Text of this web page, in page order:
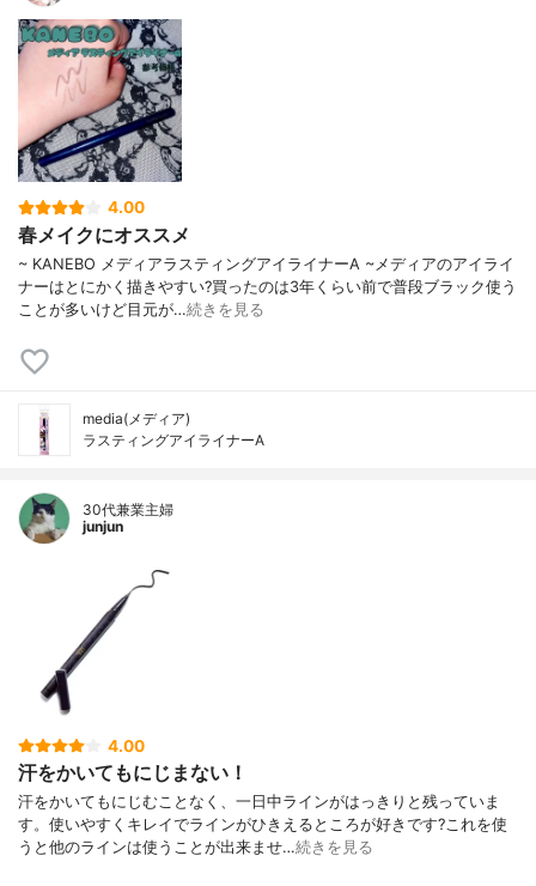
4.00
春メイクにオススメ
~ KANEBO メディアラスティングアイライナーA ~メディアのアイライ
ナーはとにかく描きやすい?買ったのは3年くらい前で普段ブラック使う
ことが多いけど目元が…続きを見る
media(メディア)
ラスティングアイライナーA
30代兼業主婦
junjun
4.00
汗をかいてもにじまない！
汗をかいてもにじむことなく、一日中ラインがはっきりと残っていま
す。使いやすくキレイでラインがひきえるところが好きです?これを使
うと他のラインは使うことが出来ませ…続きを見る